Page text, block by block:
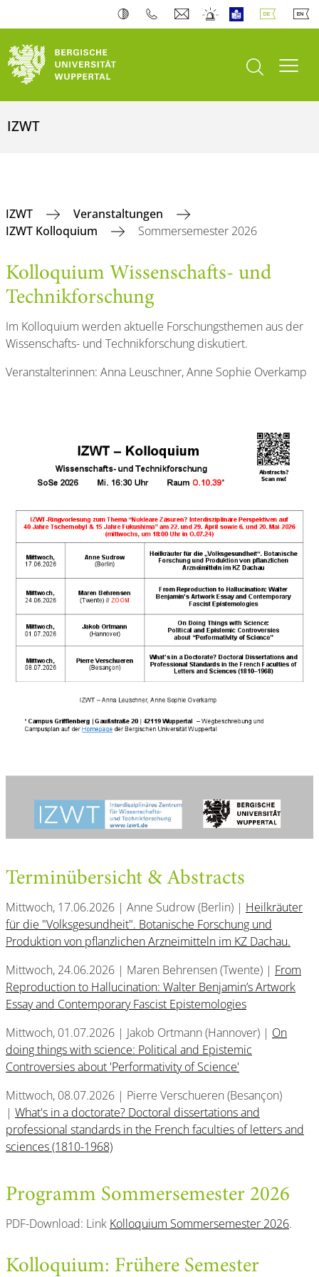
Suche öffnen
IZWT
IZWT
Veranstaltungen
IZWT Kolloquium
Sommersemester 2026
Kolloquium Wissenschafts- und
Technikforschung
Im Kolloquium werden aktuelle Forschungsthemen aus der
Wissenschafts- und Technikforschung diskutiert.
Veranstalterinnen: Anna Leuschner, Anne Sophie Overkamp
Terminübersicht & Abstracts
Mittwoch, 17.06.2026 | Anne Sudrow (Berlin) | Heilkräuter
für die "Volksgesundheit". Botanische Forschung und
Produktion von pflanzlichen Arzneimitteln im KZ Dachau.
Mittwoch, 24.06.2026 | Maren Behrensen (Twente) | From
Reproduction to Hallucination: Walter Benjamin’s Artwork
Essay and Contemporary Fascist Epistemologies
Mittwoch, 01.07.2026 | Jakob Ortmann (Hannover) | On
doing things with science: Political and Epistemic
Controversies about 'Performativity of Science'
Mittwoch, 08.07.2026 | Pierre Verschueren (Besançon)
| What's in a doctorate? Doctoral dissertations and
professional standards in the French faculties of letters and
sciences (1810-1968)
Programm Sommersemester 2026
PDF-Download: Link Kolloquium Sommersemester 2026.
Kolloquium: Frühere Semester